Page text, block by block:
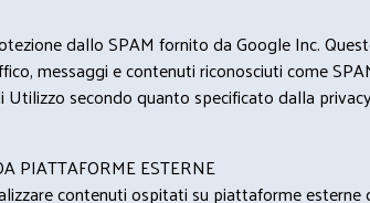
dallo SPAM fornito da Google Inc.
messaggi e contenuti riconosciuti come
secondo quanto specificato dalla
PIATTAFORME ESTERNE
contenuti ospitati su piattaforme